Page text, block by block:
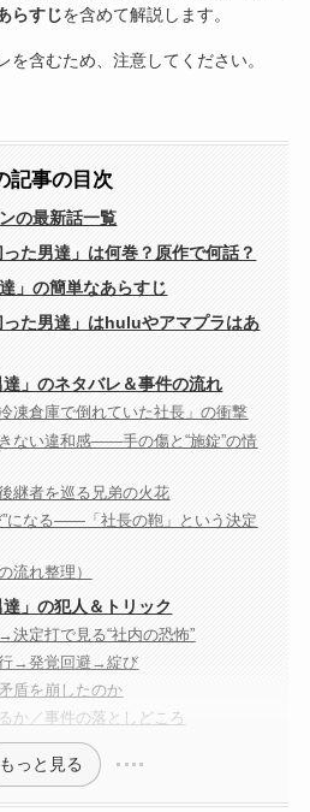
らすじを含めて解説します。
含むため、注意してください。
記事の目次
の最新話一覧
た男達」は何巻？原作で何話？
」の簡単なあらすじ
た男達」はhuluやアマプラはあ
」のネタバレ＆事件の流れ
倉庫で倒れていた社長」の衝撃
ない違和感――手の傷と“施錠”の情
継者を巡る兄弟の火花
”になる――「社長の鞄」という決定
流れ整理）
」の犯人＆トリック
定打で見る“社内の恐怖”
→発覚回避→綻び
盾を崩したのか
か／事件の落としどころ
もっと見る